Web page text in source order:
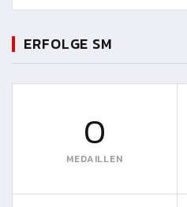
ERFOLGE SM
0
MEDAILLEN